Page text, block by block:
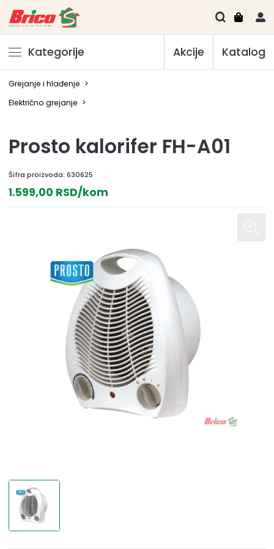
Kategorije Akcije Katalog
Grejanje i hlađenje >
Električno grejanje >
Prosto kalorifer FH-A01
Šifra proizvoda: 630625
1.599,00 RSD/kom